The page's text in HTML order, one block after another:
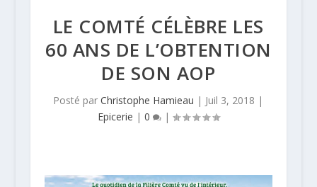
LE COMTÉ CÉLÈBRE LES
60 ANS DE L’OBTENTION
DE SON AOP
Posté parChristophe Hamieau | Juil 3, 2018 |
Epicerie | 0 |